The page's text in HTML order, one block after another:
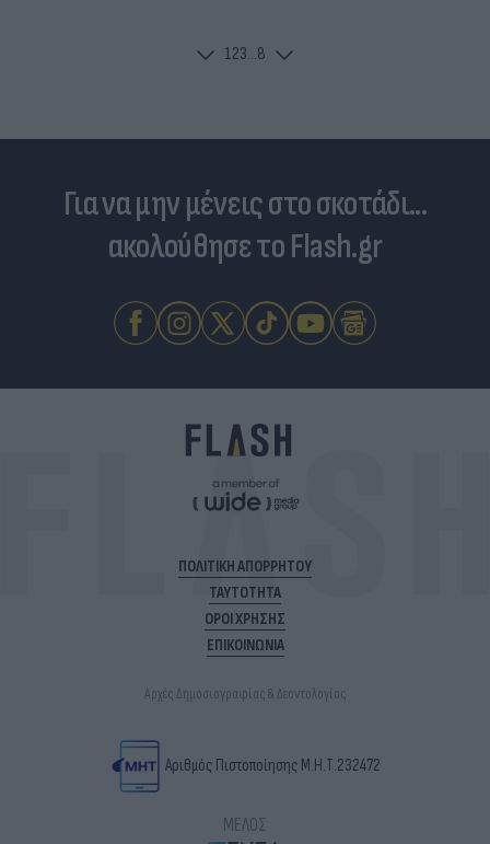
123...8
Για να μην μένεις στο σκοτάδι...
ακολούθησε το Flash.gr
ΠΟΛΙΤΙΚΗ ΑΠΟΡΡΗΤΟΥ
ΤΑΥΤΟΤΗΤΑ
ΟΡΟΙ ΧΡΗΣΗΣ
ΕΠΙΚΟΙΝΩΝΙΑ
Αρχές Δημοσιογραφίας & Δεοντολογίας
Αριθμός Πιστοποίησης Μ.Η.Τ.232472
ΜΕΛΟΣ